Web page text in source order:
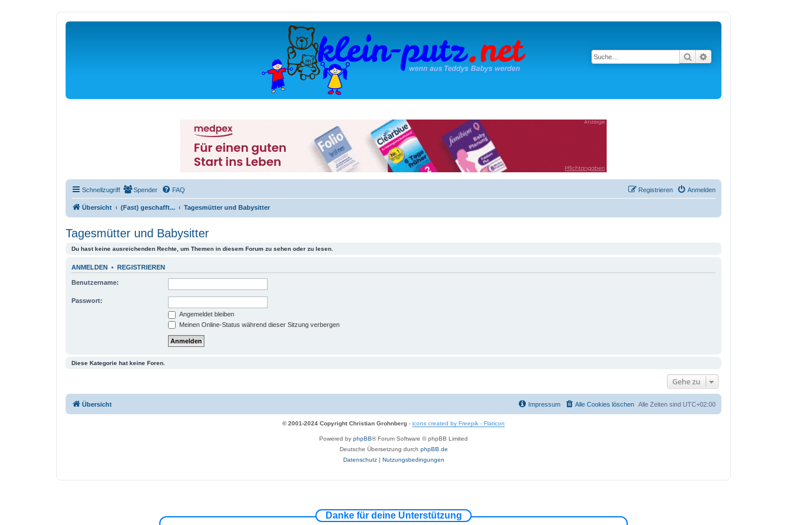
Suche
Schnellzugriff Spender FAQ Anmelden
Registrieren
Übersicht (Fast) geschafft... Tagesmütter und Babysitter
Tagesmütter und Babysitter
Du hast keine ausreichenden Rechte, um Themen in diesem Forum zu sehen oder zu lesen.
ANMELDEN • REGISTRIEREN
Benutzername:
Passwort:
Angemeldet bleiben
Meinen Online-Status während dieser Sitzung verbergen
Diese Kategorie hat keine Foren.
Gehe zu
Übersicht Alle Zeiten sind UTC+02:00
Alle Cookies löschen
Impressum
© 2001-2024 Copyright Christian Grohnberg - icons created by Freepik - Flaticon
Powered by phpBB® Forum Software © phpBB Limited
Deutsche Übersetzung durch phpBB.de
Datenschutz| Nutzungsbedingungen
Danke für deine Unterstützung